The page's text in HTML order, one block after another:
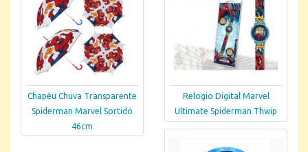
Chapéu Chuva Transparente
Spiderman Marvel Sortido
46cm
Relogio Digital Marvel
Ultimate Spiderman Thwip